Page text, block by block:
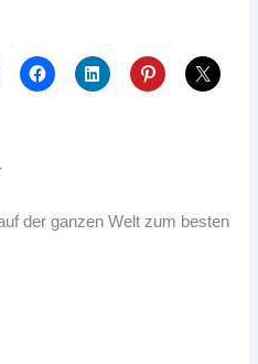
der ganzen Welt zum besten